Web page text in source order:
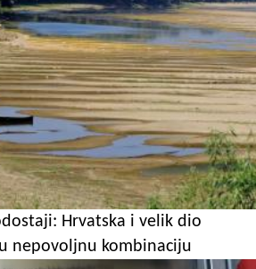
Hrvatska i velik dio
nepovoljnu kombinaciju